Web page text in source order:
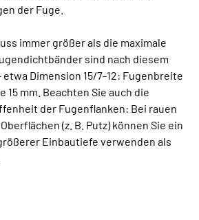
der Fuge.
immer größer als die maximale
sind nach diesem
Dimension 15/7-12: Fugenbreite
15 mm. Beachten Sie auch die
der Fugenflanken: Bei rauen
(z. B. Putz) können Sie ein
Einbautiefe verwenden als